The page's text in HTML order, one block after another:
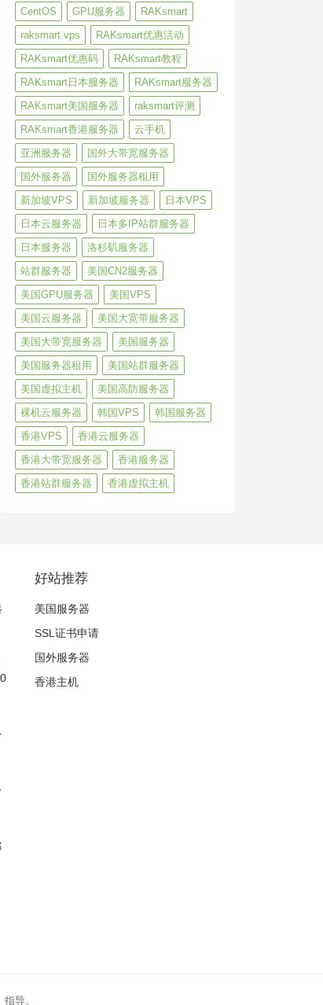
CentOS GPU服务器
RAKsmart
raksmart vps
RAKsmart优惠活动
RAKsmart优惠码
RAKsmart教程
RAKsmart日本服务器
RAKsmart服务器
RAKsmart美国服务器
raksmart评测
RAKsmart香港服务器
云手机
亚洲服务器
国外大带宽服务器
国外服务器
国外服务器租用
新加坡VPS
新加坡服务器
日本VPS
日本云服务器
日本多IP站群服务器
日本服务器
洛杉矶服务器
站群服务器
美国CN2服务器
美国GPU服务器
美国VPS
美国云服务器
美国大宽带服务器
美国大带宽服务器
美国服务器
美国服务器租用
美国站群服务器
美国虚拟主机
美国高防服务器
裸机云服务器
韩国VPS
韩国服务器
香港VPS
香港云服务器
香港大带宽服务器
香港服务器
香港站群服务器
香港虚拟主机
好站推荐
美国服务器
SSL证书申请
国外服务器
香港主机
导。